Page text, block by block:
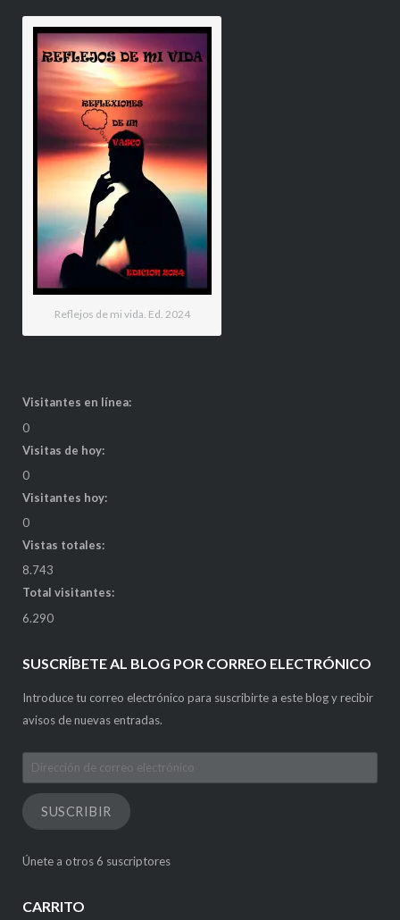
Reflejos de mi vida. Ed. 2024
Visitantes en línea:
0
Visitas de hoy:
0
Visitantes hoy:
0
Vistas totales:
8.743
Total visitantes:
6.290
SUSCRÍBETE AL BLOG POR CORREO ELECTRÓNICO
Introduce tu correo electrónico para suscribirte a este blog y recibir
avisos de nuevas entradas.
Dirección
de
correo
electrónico
SUSCRIBIR
Únete a otros 6 suscriptores
CARRITO